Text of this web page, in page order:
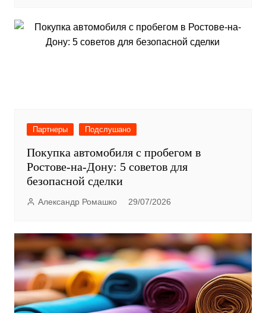
Партнеры Подслушано
Покупка автомобиля с пробегом в
Ростове-на-Дону: 5 советов для
безопасной сделки
Александр Ромашко 29/07/2026